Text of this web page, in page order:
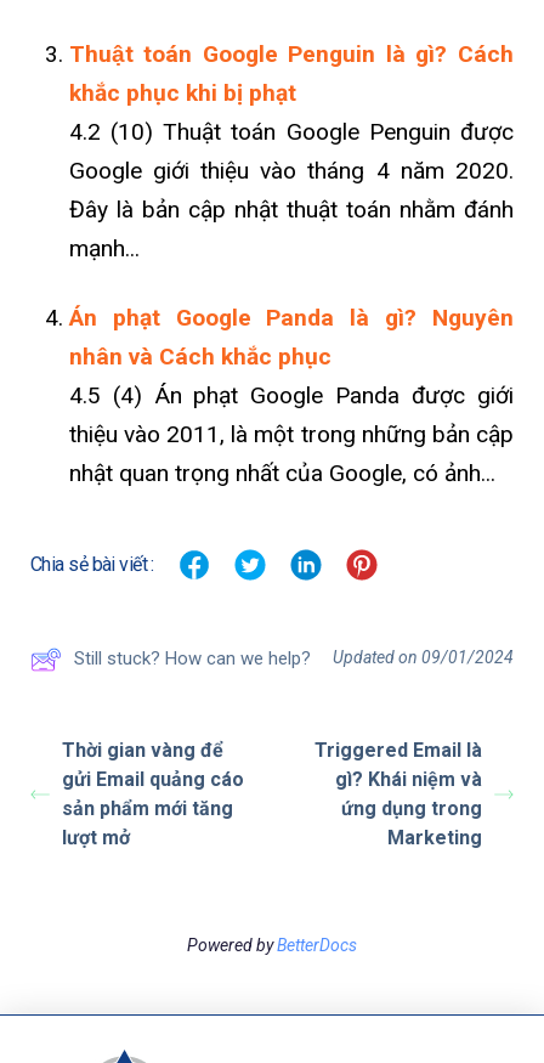
Thuật toán Google Penguin là gì? Cách
khắc phục khi bị phạt
4.2 (10) Thuật toán Google Penguin được
Google giới thiệu vào tháng 4 năm 2020.
Đây là bản cập nhật thuật toán nhằm đánh
mạnh...
Án phạt Google Panda là gì? Nguyên
nhân và Cách khắc phục
4.5 (4) Án phạt Google Panda được giới
thiệu vào 2011, là một trong những bản cập
nhật quan trọng nhất của Google, có ảnh...
Chia sẻ bài viết :
Still stuck? How can we help? Updated on 09/01/2024
Thời gian vàng để
gửi Email quảng cáo
sản phẩm mới tăng
lượt mở
Triggered Email là
gì? Khái niệm và
ứng dụng trong
Marketing
Powered byBetterDocs